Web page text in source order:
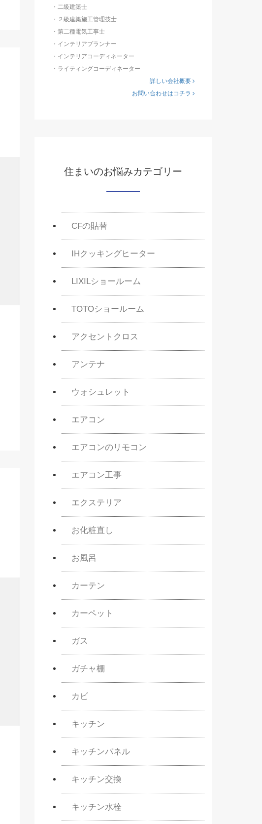
・二級建築士
・２級建築施工管理技士
・第二種電気工事士
・インテリアプランナー
・インテリアコーディネーター
・ライティングコーディネーター
詳しい会社概要
お問い合わせはコチラ
住まいのお悩みカテゴリー
CFの貼替
IHクッキングヒーター
LIXILショールーム
TOTOショールーム
アクセントクロス
アンテナ
ウォシュレット
エアコン
エアコンのリモコン
エアコン工事
エクステリア
お化粧直し
お風呂
カーテン
カーペット
ガス
ガチャ棚
カビ
キッチン
キッチンパネル
キッチン交換
キッチン水栓